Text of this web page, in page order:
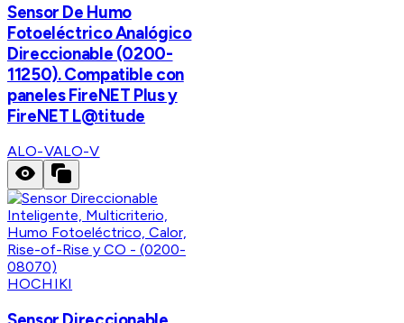
Sensor De Humo
Fotoeléctrico Analógico
Direccionable (0200-
11250). Compatible con
paneles FireNET Plus y
FireNET L@titude
ALO-VALO-V
HOCHIKI